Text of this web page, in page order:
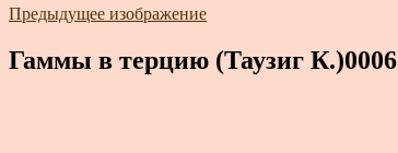
Предыдущее изображение
Гаммы в терцию (Таузиг К.)0006